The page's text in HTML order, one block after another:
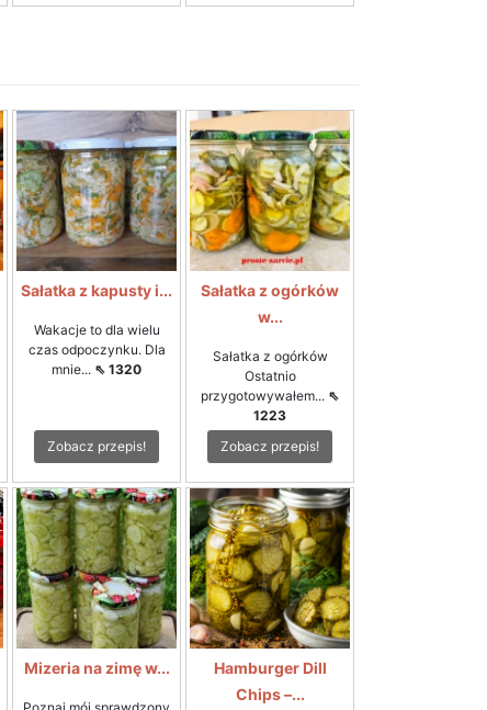
Sałatka z kapusty i...
Wakacje to dla wielu
czas odpoczynku. Dla
mnie... ⇖ 1320
Zobacz przepis!
Sałatka z ogórków
w...
Sałatka z ogórków
Ostatnio
przygotowywałem... ⇖
1223
Zobacz przepis!
Mizeria na zimę w...
Hamburger Dill
Chips –...